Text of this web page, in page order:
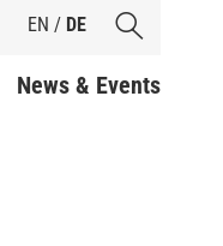
EN / DE
News & Events